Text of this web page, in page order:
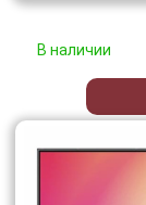
В наличии